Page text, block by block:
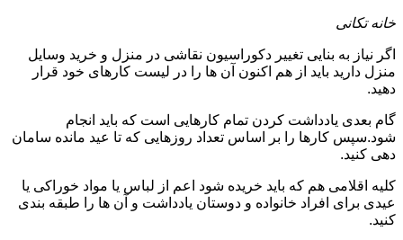
خانه تکانی
اگر نیاز به بنایی تغییر دکوراسیون نقاشی در منزل و خرید وسایل
منزل دارید باید از هم اکنون آن ها را در لیست کارهای خود قرار
دهید.
گام بعدی یادداشت کردن تمام کارهایی است که باید انجام
شود.سپس کارها را بر اساس تعداد روزهایی که تا عید مانده سامان
دهی کنید.
کلیه اقلامی هم که باید خریده شود اعم از لباس یا مواد خوراکی یا
عیدی برای افراد خانواده و دوستان یادداشت و آن ها را طبقه بندی
کنید.